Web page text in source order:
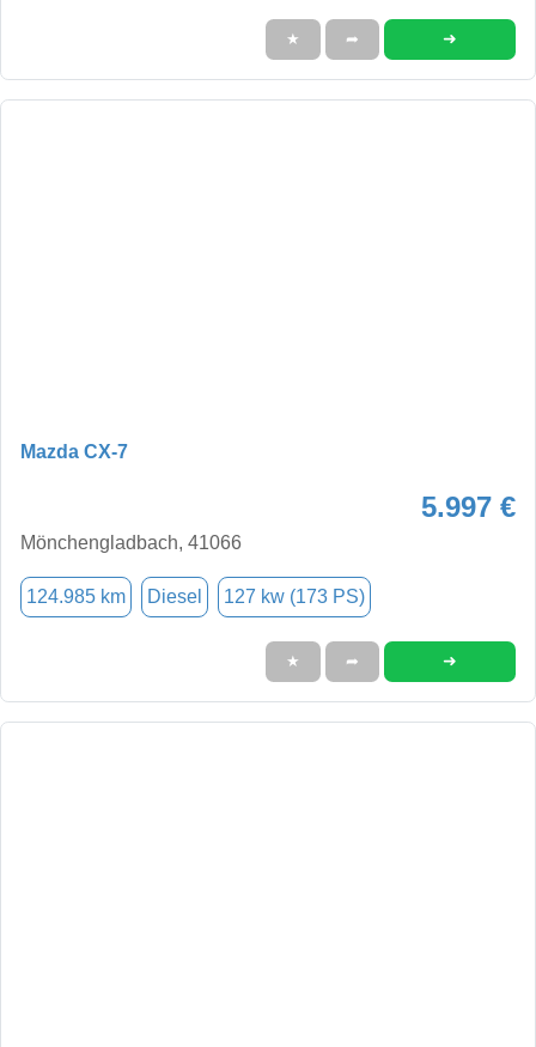
★ ➦ ➜
Mazda CX-7
5.997 €
Mönchengladbach, 41066
124.985 km Diesel 127 kw (173 PS)
★ ➦ ➜